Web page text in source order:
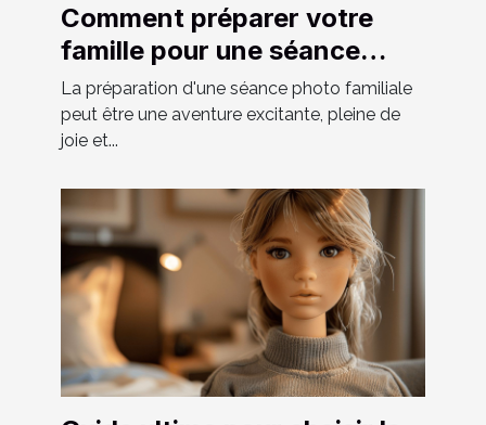
Comment préparer votre
famille pour une séance
photo réussie
La préparation d'une séance photo familiale
peut être une aventure excitante, pleine de
joie et...